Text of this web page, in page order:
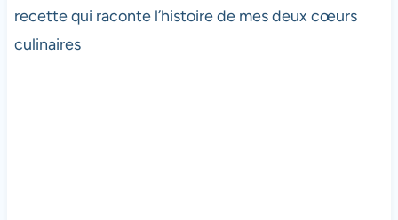
recette qui raconte l’histoire de mes deux cœurs
culinaires